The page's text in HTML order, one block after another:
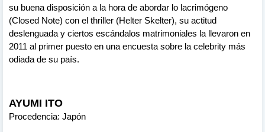
su buena disposición a la hora de abordar lo lacrimógeno
(Closed Note) con el thriller (Helter Skelter), su actitud
deslenguada y ciertos escándalos matrimoniales la llevaron en
2011 al primer puesto en una encuesta sobre la celebrity más
odiada de su país.
AYUMI ITO
Procedencia: Japón